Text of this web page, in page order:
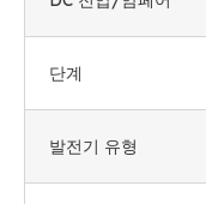
단계
발전기 유형